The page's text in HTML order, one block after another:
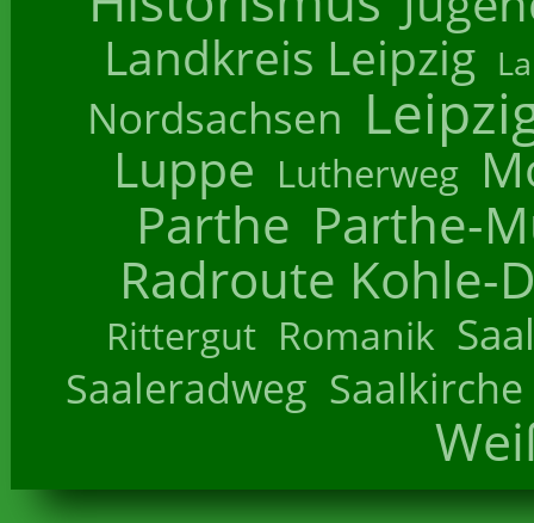
Landkreis Leipzig
Nordsachsen
Luppe Lutherweg
Parthe Parthe-
Radroute Kohle-
Rittergut Romanik
Saaleradweg Saalkirche